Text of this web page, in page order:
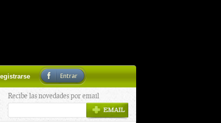
Entrar
Recibe las novedades por email